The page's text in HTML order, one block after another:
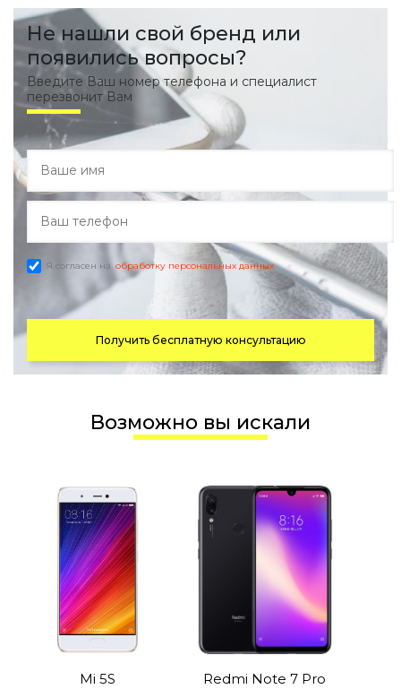
Не нашли свой бренд или
появились вопросы?
Введите Ваш номер телефона и специалист
перезвонит Вам
Я согласен на обработку персональных данных
Получить бесплатную консультацию
Возможно вы искали
Mi 5S Redmi Note 7 Pro